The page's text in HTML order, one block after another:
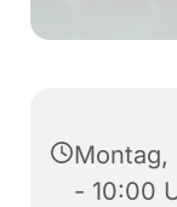
Montag,
- 10:00